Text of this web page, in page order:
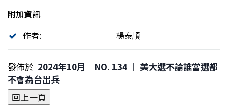
附加資訊
作者:
楊泰順
發佈於 2024年10月｜NO. 134 │ 美大選不論誰當選都
不會為台出兵